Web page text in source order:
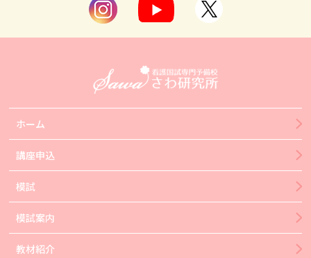
ホーム
講座申込
模試
模試案内
教材紹介